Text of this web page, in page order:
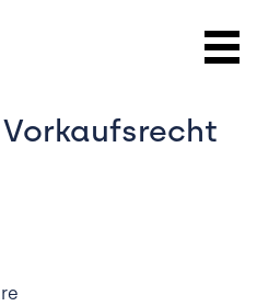
Vorkaufsrecht